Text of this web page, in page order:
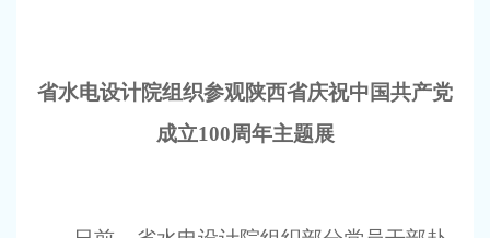
省水电设计院组织参观陕西省庆祝中国共产党
成立100周年主题展